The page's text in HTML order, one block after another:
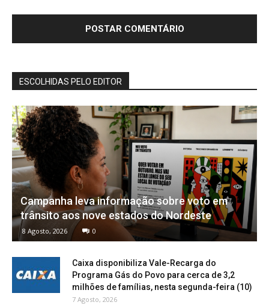
ESCOLHIDAS PELO EDITOR
Campanha leva informação sobre voto em
trânsito aos nove estados do Nordeste
8 Agosto, 2026 0
Caixa disponibiliza Vale-Recarga do
Programa Gás do Povo para cerca de 3,2
milhões de famílias, nesta segunda-feira (10)
7 Agosto, 2026